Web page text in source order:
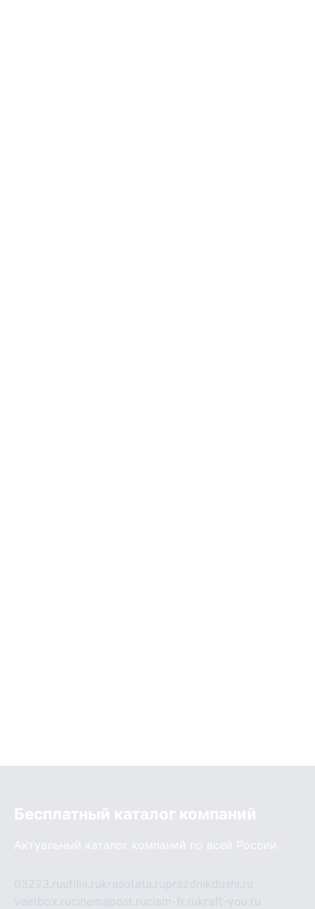
Бесплатный каталог компаний
Актуальный каталог компаний по всей России
03223.ruufille.rukrasotata.ruprazdnikdushi.ru
veetbox.rucinemapost.ruciam-fr.rukraft-you.ru